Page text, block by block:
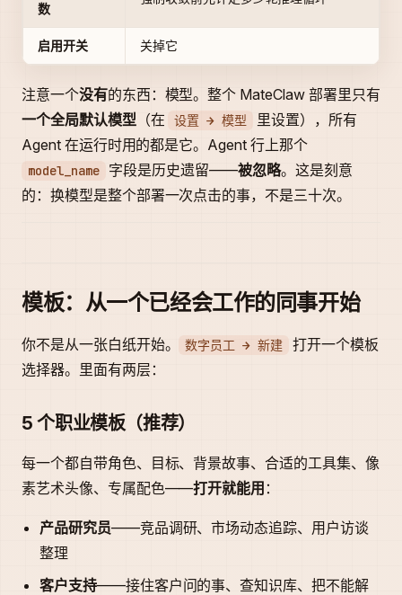
数
启用开关 关掉它
注意一个没有的东西：模型。整个 MateClaw 部署里只有
一个全局默认模型（在 设置 → 模型
里设置），所有
Agent 在运行时用的都是它。Agent 行上那个
model_name 字段是历史遗留——被忽略。这是刻意
的：换模型是整个部署一次点击的事，不是三十次。
模板：从一个已经会工作的同事开始
你不是从一张白纸开始。 数字员工 → 新建
打开一个模板
选择器。里面有两层：
5 个职业模板（推荐）
每一个都自带角色、目标、背景故事、合适的工具集、像
素艺术头像、专属配色——打开就能用 ：
产品研究员——竞品调研、市场动态追踪、用户访谈
整理
客户支持——接住客户问的事、查知识库、把不能解